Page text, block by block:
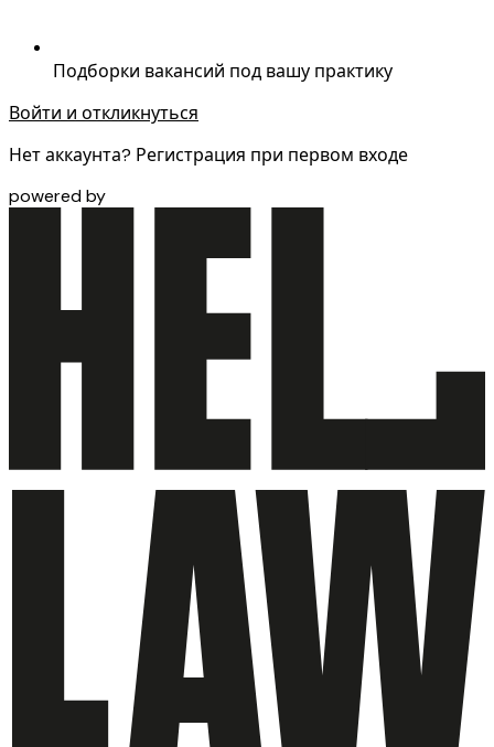
Подборки вакансий под вашу практику
Войти и откликнуться
Нет аккаунта? Регистрация при первом входе
powered by